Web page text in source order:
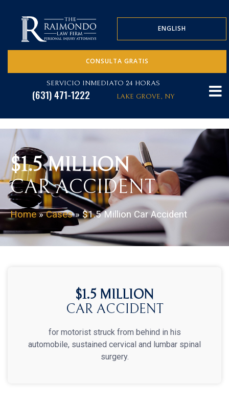
ENGLISH
CONSULTA GRATIS
SERVICIO INMEDIATO 24 HORAS
(631) 471-1222 LAKE GROVE, NY
$1.5 MILLION
CAR ACCIDENT
Home»Cases» $1.5 Million Car Accident
$1.5 MILLION
CAR ACCIDENT
for motorist struck from behind in his
automobile, sustained cervical and lumbar spinal
surgery.